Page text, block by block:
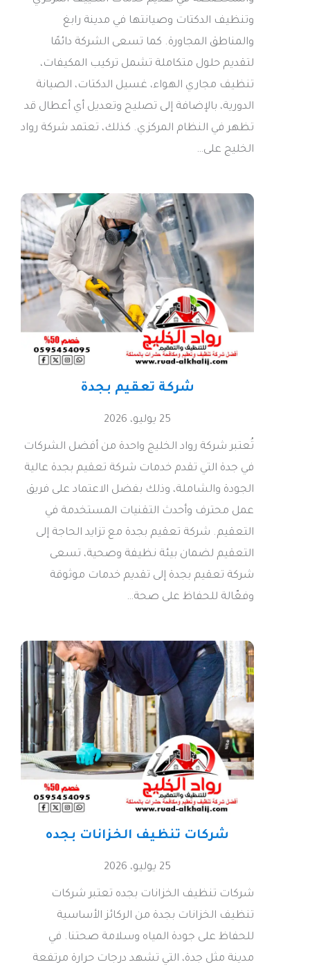
وتنظيف الدكتات وصيانتها في مدينة رابغ
والمناطق المجاورة. كما تسعى الشركة دائمًا
لتقديم حلول متكاملة تشمل تركيب المكيفات،
تنظيف مجاري الهواء، غسيل الدكتات، الصيانة
الدورية، بالإضافة إلى تصليح وتعديل أي أعطال قد
تظهر في النظام المركزي. كذلك، تعتمد شركة رواد
الخليج على…
شركة تعقيم بجدة
25 يوليو، 2026
تُعتبر شركة رواد الخليج واحدة من أفضل الشركات
في جدة التي تقدم خدمات شركة تعقيم بجدة عالية
الجودة والشاملة، وذلك بفضل الاعتماد على فريق
عمل محترف وأحدث التقنيات المستخدمة في
التعقيم. شركة تعقيم بجدة مع تزايد الحاجة إلى
التعقيم لضمان بيئة نظيفة وصحية، تسعى
شركة تعقيم بجدة إلى تقديم خدمات موثوقة
وفعّالة للحفاظ على صحة…
شركات تنظيف الخزانات بجده
25 يوليو، 2026
شركات تنظيف الخزانات بجده تعتبر شركات
تنظيف الخزانات بجدة من الركائز الأساسية
للحفاظ على جودة المياه وسلامة صحتنا. في
مدينة مثل جدة، التي تشهد درجات حرارة مرتفعة